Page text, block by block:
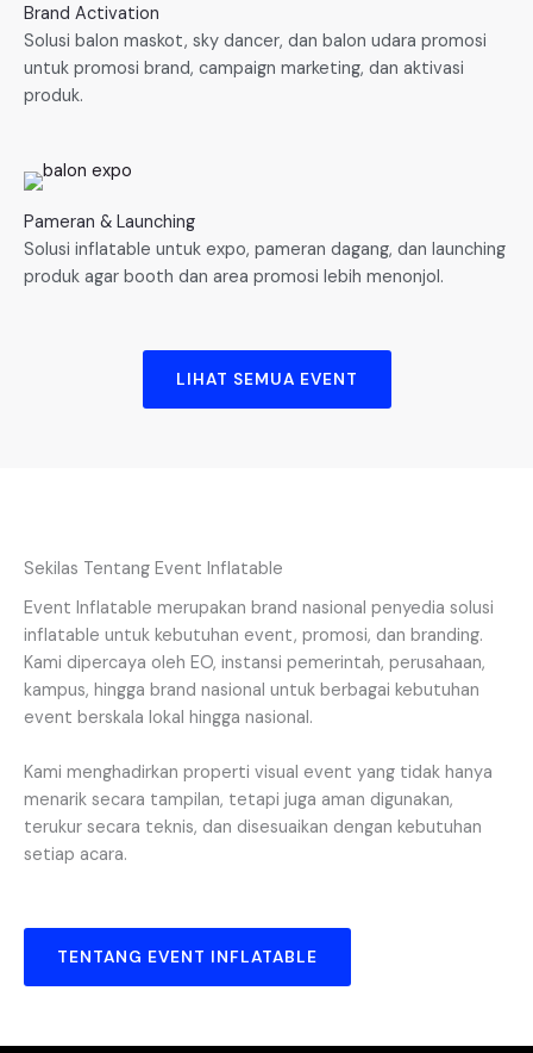
Brand Activation
Solusi balon maskot, sky dancer, dan balon udara promosi
untuk promosi brand, campaign marketing, dan aktivasi
produk.
Pameran & Launching
Solusi inflatable untuk expo, pameran dagang, dan launching
produk agar booth dan area promosi lebih menonjol.
LIHAT SEMUA EVENT
Sekilas Tentang Event Inflatable
Event Inflatable merupakan brand nasional penyedia solusi
inflatable untuk kebutuhan event, promosi, dan branding.
Kami dipercaya oleh EO, instansi pemerintah, perusahaan,
kampus, hingga brand nasional untuk berbagai kebutuhan
event berskala lokal hingga nasional.
Kami menghadirkan properti visual event yang tidak hanya
menarik secara tampilan, tetapi juga aman digunakan,
terukur secara teknis, dan disesuaikan dengan kebutuhan
setiap acara.
TENTANG EVENT INFLATABLE